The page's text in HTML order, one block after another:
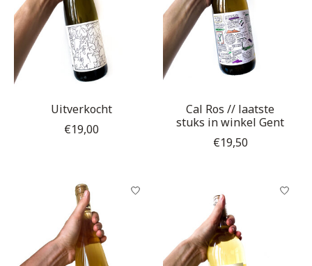
Uitverkocht
€19,00
Cal Ros // laatste
stuks in winkel Gent
€19,50